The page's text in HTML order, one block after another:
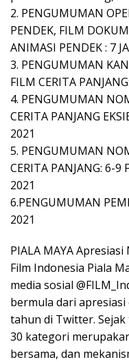
2. PENGUMUMAN
PENDEK, FILM
ANIMASI PENDEK : 7
3. PENGUMUMAN
FILM CERITA
4. PENGUMUMAN
CERITA PANJANG
2021
5. PENGUMUMAN
CERITA PANJANG: 6-9
2021
6.PENGUMUMAN
2021
PIALA MAYA
Film Indonesia Piala
media sosial
bermula dari
tahun di Twitter.
30 kategori
bersama, dan